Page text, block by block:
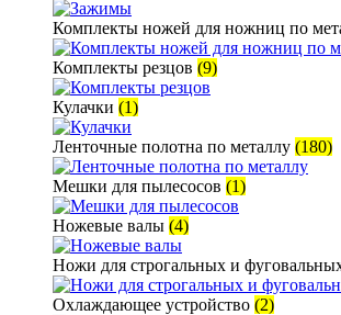
Комплекты ножей для ножниц по
Комплекты резцов (9)
Кулачки (1)
Ленточные полотна по металлу (180)
Мешки для пылесосов (1)
Ножевые валы (4)
Ножи для строгальных и
Охлаждающее устройство (2)